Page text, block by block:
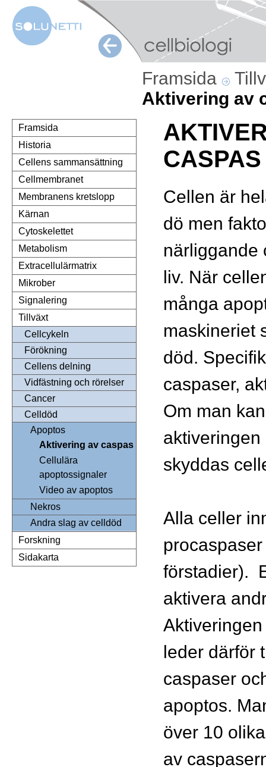
Framsida
Aktivering av
Framsida
Historia
Cellens sammansättning
Cellmembranet
Membranens kretslopp
Kärnan
Cytoskelettet
Metabolism
Extracellulärmatrix
Mikrober
Signalering
Tillväxt
Cellcykeln
Förökning
Cellens delning
Vidfästning och rörelser
Cancer
Celldöd
Apoptos
Aktivering av caspas
Cellulära
apoptossignaler
Video av apoptos
Nekros
Andra slag av celldöd
Forskning
Sidakarta
CASPAS
Cellen är
dö men
närliggande
liv. När
många
maskineriet
död.
caspaser,
Om man
skyddas
Alla celler
förstadier).
aktivera
leder därför
caspaser
apoptos.
över 10
av